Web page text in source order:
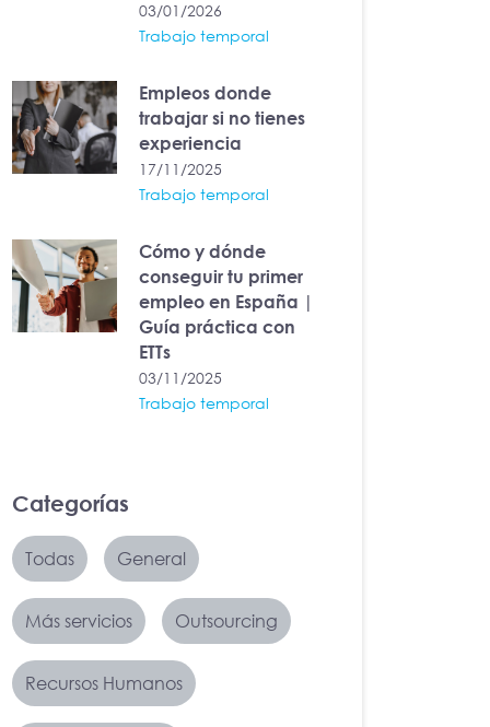
03/01/2026
Trabajo temporal
Empleos donde
trabajar si no tienes
experiencia
17/11/2025
Trabajo temporal
Cómo y dónde
conseguir tu primer
empleo en España |
Guía práctica con
ETTs
03/11/2025
Trabajo temporal
Categorías
Todas General
Más servicios Outsourcing
Recursos Humanos